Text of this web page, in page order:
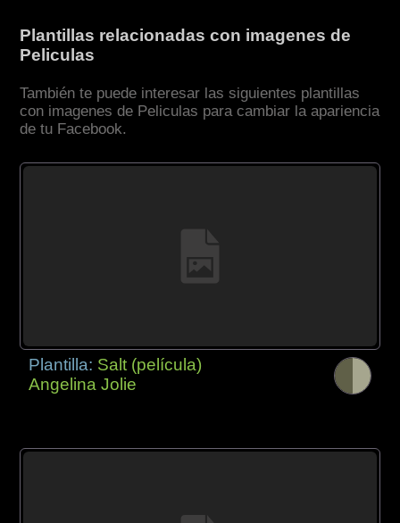
Plantillas relacionadas con imagenes de
Peliculas
También te puede interesar las siguientes plantillas
con imagenes de Peliculas para cambiar la apariencia
de tu Facebook.
Plantilla: Salt (película)
Angelina Jolie